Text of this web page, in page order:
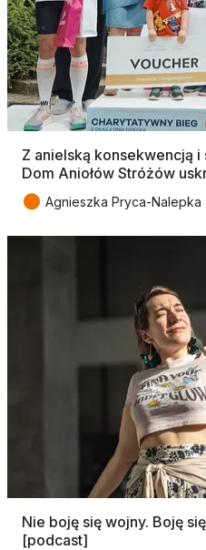
Z anielską konsekwencją
Dom Aniołów Stróżów
● Agnieszka Pryca-Nalepka
Nie boję się wojny. Boję
[podcast]